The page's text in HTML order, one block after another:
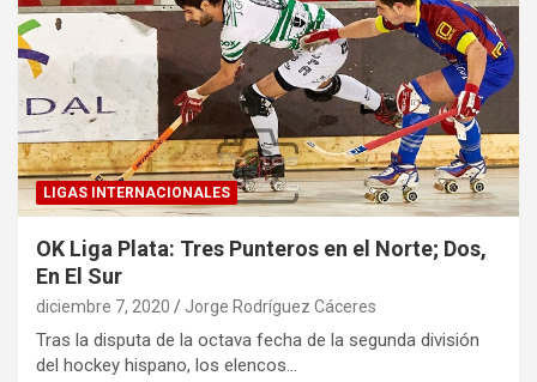
LIGAS INTERNACIONALES
OK Liga Plata: Tres Punteros en el Norte; Dos,
En El Sur
diciembre 7, 2020 Jorge Rodríguez Cáceres
Tras la disputa de la octava fecha de la segunda división
del hockey hispano, los elencos…